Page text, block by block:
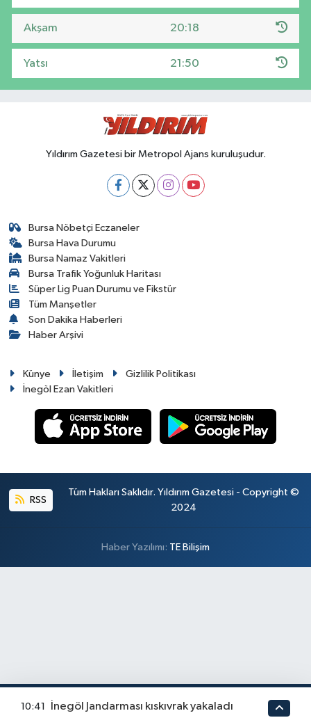
Akşam 20:18
Yatsı 21:50
Yıldırım Gazetesi bir Metropol Ajans kuruluşudur.
Bursa Nöbetçi Eczaneler
Bursa Hava Durumu
Bursa Namaz Vakitleri
Bursa Trafik Yoğunluk Haritası
Süper Lig Puan Durumu ve Fikstür
Tüm Manşetler
Son Dakika Haberleri
Haber Arşivi
Künye İletişim
Gizlilik Politikası
İnegöl Ezan Vakitleri
RSS
Tüm Hakları Saklıdır. Yıldırım Gazetesi - Copyright ©
2024
Haber Yazılımı: TE Bilişim
10:41 İnegöl Jandarması kıskıvrak yakaladı